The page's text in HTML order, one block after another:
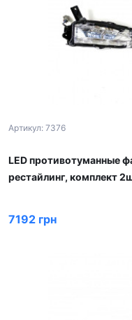
Артикул: 7376
LED противотуманные
рестайлинг, комплект
7192 грн